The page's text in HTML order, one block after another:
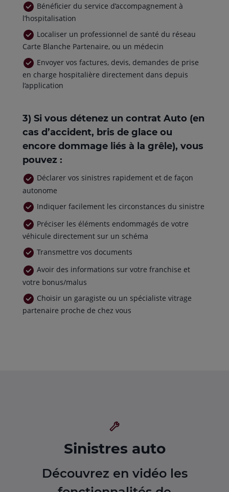
Bénéficier du service d’accompagnement à
l’hospitalisation
Localiser un professionnel de santé du réseau
Carte Blanche Partenaire, ou un médecin
Envoyer vos factures, devis, demandes de prise
en charge hospitalière directement dans depuis
l’application
3) Si vous détenez un contrat Auto (en
cas d’accident, bris de glace ou
encore dommage liés à la grêle), vous
pouvez :
Déclarer vos sinistres rapidement et de façon
autonome
Indiquer facilement les circonstances du sinistre
Préciser les éléments endommagés de votre
véhicule directement sur un schéma
Transmettre vos documents
Avoir des informations sur votre franchise et
votre bonus/malus
Choisir un garagiste ou un spécialiste vitrage
partenaire proche de chez vous
Sinistres auto
Découvrez en vidéo les